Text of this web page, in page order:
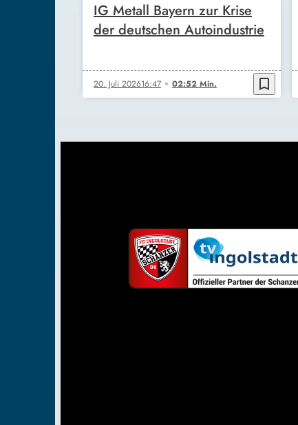
IG Metall Bayern zur Krise
der deutschen Autoindustrie
20. Juli 202616:47 02:52 Min. bookmark_border